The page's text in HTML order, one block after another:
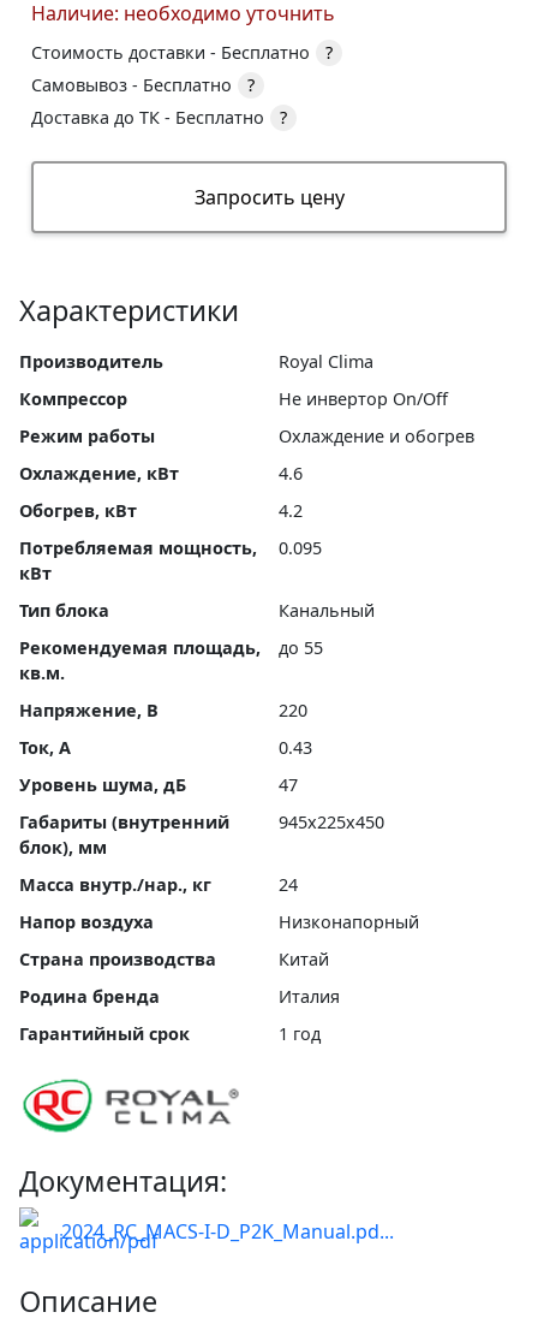
Наличие: необходимо уточнить
Стоимость доставки - Бесплатно
?
Самовывоз - Бесплатно
?
Доставка до ТК - Бесплатно ?
Запросить цену
Характеристики
Производитель
Royal Clima
Компрессор
Не инвертор On/Off
Режим работы
Охлаждение и обогрев
Охлаждение, кВт
4.6
Обогрев, кВт
4.2
Потребляемая мощность,
кВт
0.095
Тип блока
Канальный
Рекомендуемая площадь,
кв.м.
до 55
Напряжение, В
220
Ток, А
0.43
Уровень шума, дБ
47
Габариты (внутренний
блок), мм
945x225x450
Масса внутр./нар., кг
24
Напор воздуха
Низконапорный
Страна производства
Китай
Родина бренда
Италия
Гарантийный срок
1 год
Документация:
2024_RC_MACS-I-D_P2K_Manual.pd...
Описание